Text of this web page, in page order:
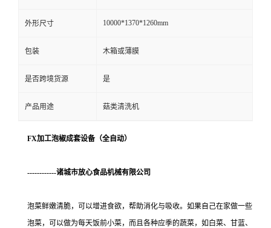
外形尺寸 10000*1370*1260mm
包装 木箱或薄膜
是否跨境货源 是
产品用途 菇类清洗机
FX加工泡椒成套设备（全自动）
------------诸城市放心食品机械有限公司
泡菜鲜嫩清脆，可以增进食欲，帮助消化与吸收。如果自己在家做一些
泡菜，可以做为每天饭前小菜，而且各种应季的蔬菜，如白菜、甘蓝、